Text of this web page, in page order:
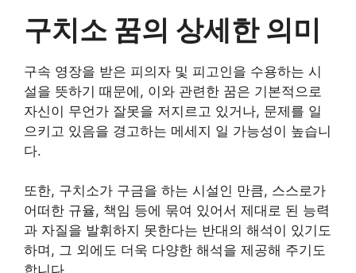
구치소 꿈의 상세한 의미
구속 영장을 받은 피의자 및 피고인을 수용하는 시
설을 뜻하기 때문에, 이와 관련한 꿈은 기본적으로
자신이 무언가 잘못을 저지르고 있거나, 문제를 일
으키고 있음을 경고하는 메세지 일 가능성이 높습니
다.
또한, 구치소가 구금을 하는 시설인 만큼, 스스로가
어떠한 규율, 책임 등에 묶여 있어서 제대로 된 능력
과 자질을 발휘하지 못한다는 반대의 해석이 있기도
하며, 그 외에도 더욱 다양한 해석을 제공해 주기도